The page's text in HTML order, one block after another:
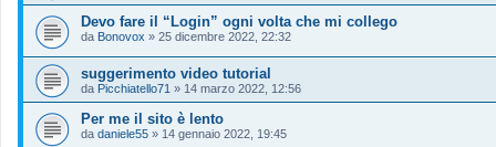
Devo fare il “Login” ogni volta che mi collego
da Bonovox » 25 dicembre 2022, 22:32
suggerimento video tutorial
da Picchiatello71 » 14 marzo 2022, 12:56
Per me il sito è lento
da daniele55 » 14 gennaio 2022, 19:45